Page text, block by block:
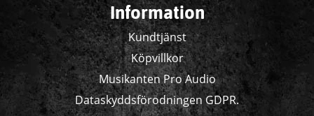
Information
Kundtjänst
Köpvillkor
Musikanten Pro Audio
Dataskyddsförodningen GDPR.